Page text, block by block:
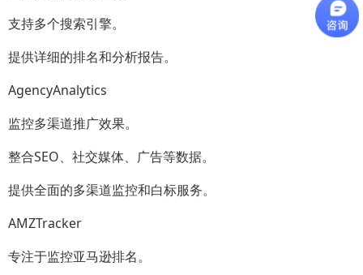
支持多个搜索引擎。
提供详细的排名和分析报告。
AgencyAnalytics
监控多渠道推广效果。
整合SEO、社交媒体、广告等数据。
提供全面的多渠道监控和白标服务。
AMZTracker
专注于监控亚马逊排名。